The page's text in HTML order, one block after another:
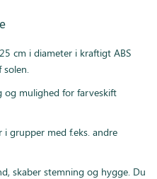
cm i diameter i kraftigt ABS
og mulighed for farveskift
i grupper med f.eks. andre
skaber stemning og hygge. Du